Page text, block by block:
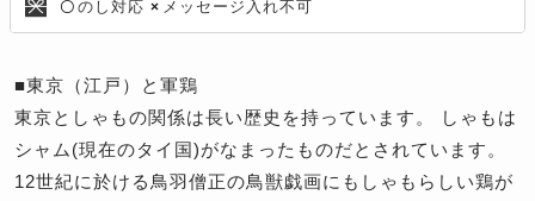
〇 のし対応 × メッセージ入れ不可
■東京（江戸）と軍鶏
東京としゃもの関係は長い歴史を持っています。 しゃもは
シャム(現在のタイ国)がなまったものだとされています。
12世紀に於ける鳥羽僧正の鳥獣戯画にもしゃもらしい鶏が